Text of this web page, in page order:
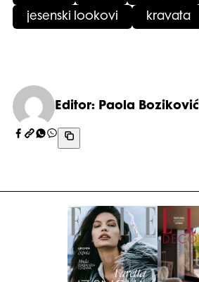
jesenski lookovi kravata
Editor: Paola Boziković